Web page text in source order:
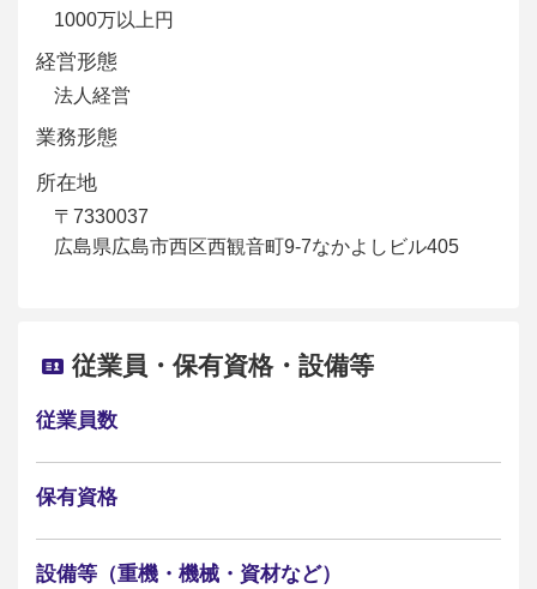
1000万以上円
経営形態
法人経営
業務形態
所在地
〒7330037
広島県広島市西区西観音町9-7なかよしビル405
従業員・保有資格・設備等
従業員数
保有資格
設備等（重機・機械・資材など）